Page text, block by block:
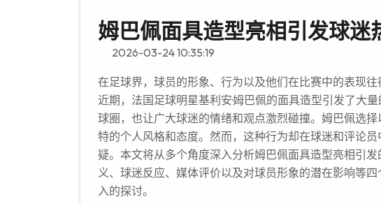
姆巴佩面具造型亮相引发球迷
2026-03-24 10:35:19
在足球界，球员的形象、行为以及他们在比赛中的表现往
近期，法国足球明星基利安·姆巴佩的面具造型引发了大
球圈，也让广大球迷的情绪和观点激烈碰撞。姆巴佩选
特的个人风格和态度。然而，这种行为却在球迷和评论
疑。本文将从多个角度深入分析姆巴佩面具造型亮相引
义、球迷反应、媒体评价以及对球员形象的潜在影响等
入的探讨。